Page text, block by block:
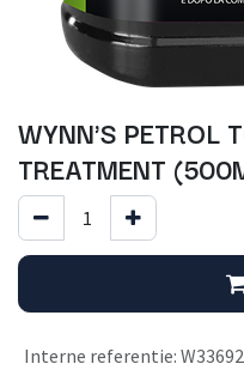
WYNN'S PETROL
TREATMENT
Interne referentie: W33692